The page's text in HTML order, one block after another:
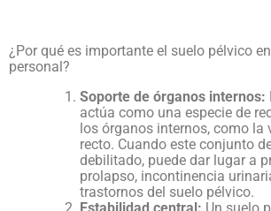
¿Por qué es importante el suelo pélvico
personal?
Soporte de órganos internos:
actúa como una especie de
los órganos internos, como la
recto. Cuando este conjunto
debilitado, puede dar lugar a
prolapso, incontinencia
trastornos del suelo pélvico.